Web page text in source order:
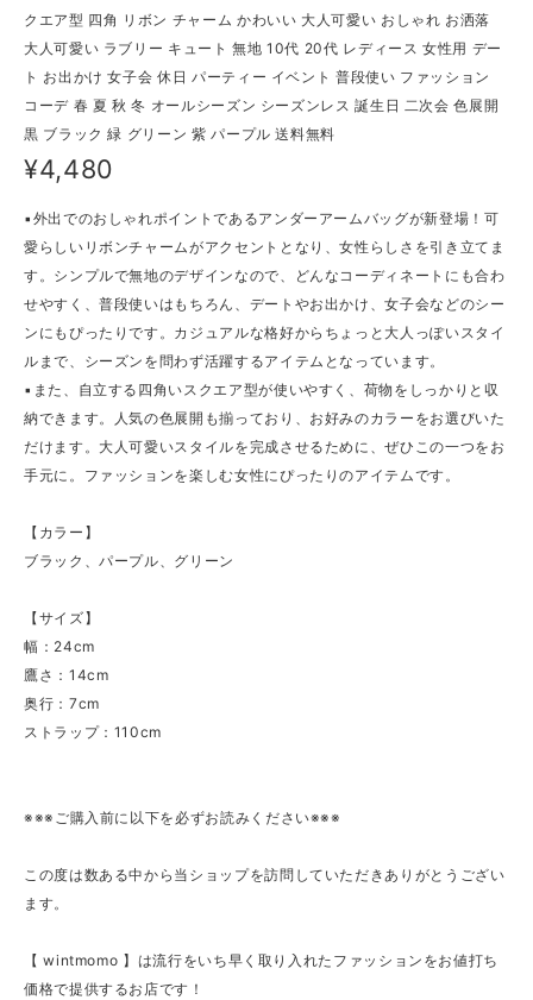
クエア型 四角 リボン チャーム かわいい 大人可愛い おしゃれ お洒落
大人可愛い ラブリー キュート 無地 10代 20代 レディース 女性用 デー
ト お出かけ 女子会 休日 パーティー イベント 普段使い ファッション
コーデ 春 夏 秋 冬 オールシーズン シーズンレス 誕生日 二次会 色展開
黒 ブラック 緑 グリーン 紫 パープル 送料無料
¥4,480
▪外出でのおしゃれポイントであるアンダーアームバッグが新登場！可
愛らしいリボンチャームがアクセントとなり、女性らしさを引き立てま
す。シンプルで無地のデザインなので、どんなコーディネートにも合わ
せやすく、普段使いはもちろん、デートやお出かけ、女子会などのシー
ンにもぴったりです。カジュアルな格好からちょっと大人っぽいスタイ
ルまで、シーズンを問わず活躍するアイテムとなっています。
▪また、自立する四角いスクエア型が使いやすく、荷物をしっかりと収
納できます。人気の色展開も揃っており、お好みのカラーをお選びいた
だけます。大人可愛いスタイルを完成させるために、ぜひこの一つをお
手元に。ファッションを楽しむ女性にぴったりのアイテムです。
【カラー】
ブラック、パープル、グリーン
【サイズ】
幅：24cm
鷹さ：14cm
奥行：7cm
ストラップ：110cm
※※※ご購入前に以下を必ずお読みください※※※
この度は数ある中から当ショップを訪問していただきありがとうござい
ます。
【 wintmomo 】は流行をいち早く取り入れたファッションをお値打ち
価格で提供するお店です！